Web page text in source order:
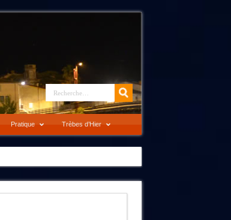
Pratique Trèbes d’Hier